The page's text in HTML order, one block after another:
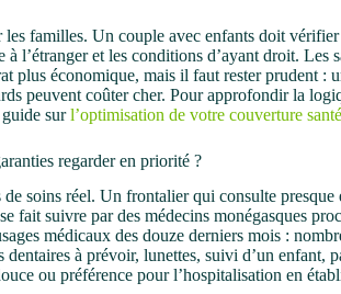
familles. Un couple avec enfants doit
à l’étranger et les conditions d’ayant droit. Les
plus économique, mais il faut rester prudent :
peuvent coûter cher. Pour approfondir la
surl’optimisation de votre couverture
regarder en priorité ?
soins réel. Un frontalier qui consulte presque
fait suivre par des médecins monégasques
médicaux des douze derniers mois :
dentaires à prévoir, lunettes, suivi d’un enfant,
ou préférence pour l’hospitalisation en